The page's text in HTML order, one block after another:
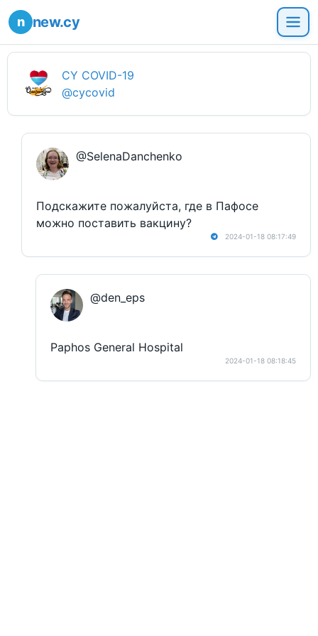
new.cy
CY COVID-19
@cycovid
@SelenaDanchenko
Подскажите пожалуйста, где в Пафосе
можно поставить вакцину?
2024-01-18 08:17:49
@den_eps
Paphos General Hospital
2024-01-18 08:18:45